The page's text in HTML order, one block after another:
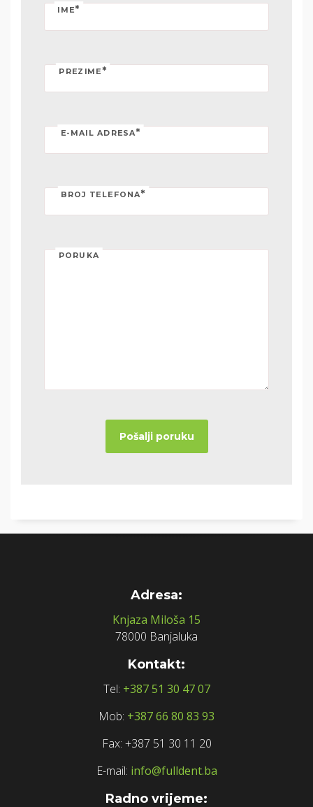
IME*
PREZIME *
E-MAIL ADRESA*
BROJ TELEFONA*
PORUKA
Adresa:
Knjaza Miloša 15
78000 Banjaluka
Kontakt:
Tel: +387 51 30 47 07
Mob: +387 66 80 83 93
Fax: +387 51 30 11 20
E-mail: info@fulldent.ba
Radno vrijeme: